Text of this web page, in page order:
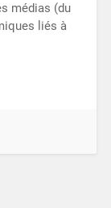
médias (du
liés à